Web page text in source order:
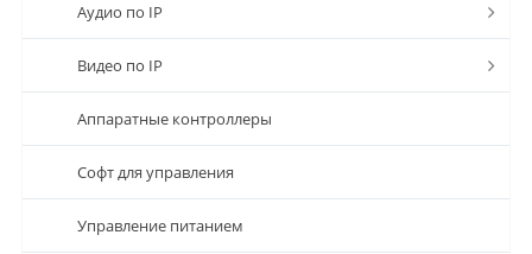
Аудио по IP
Видео по IP
Аппаратные контроллеры
Софт для управления
Управление питанием